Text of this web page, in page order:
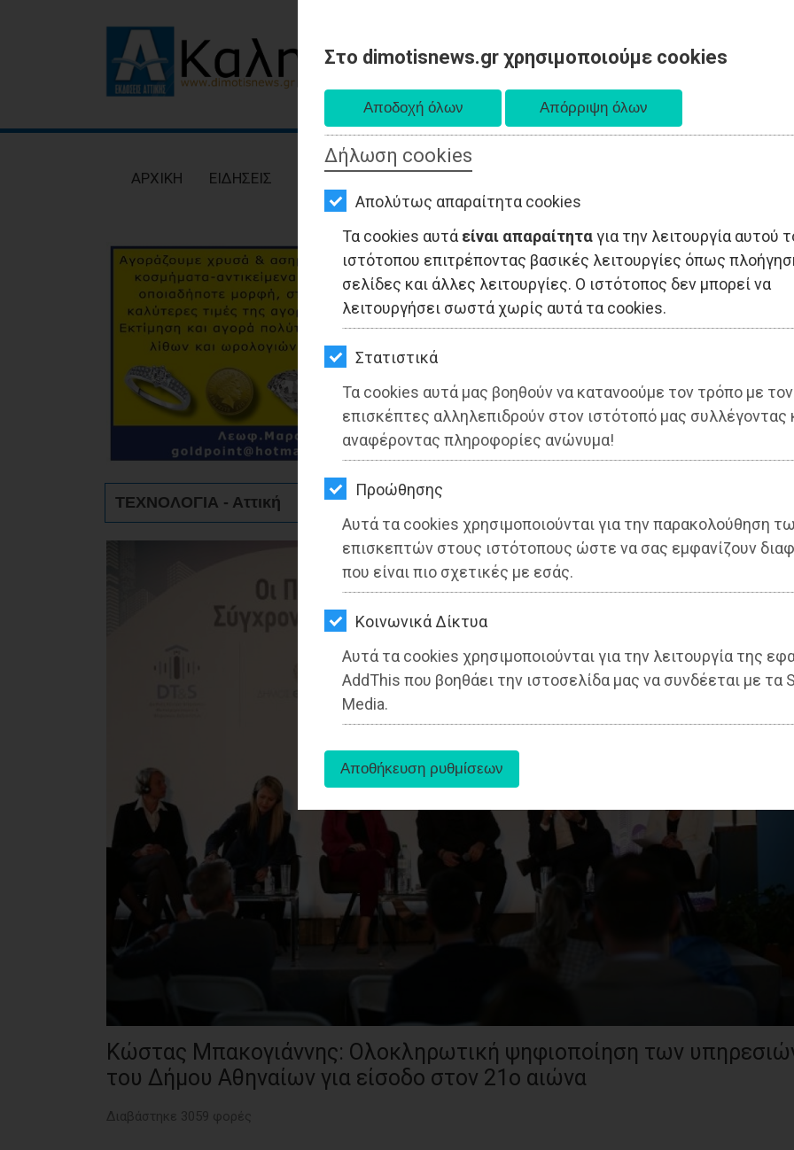
Στο dimotisnews.gr χρησιμοποιούμε cookies
Δήλωση cookies
Απολύτως απαραίτητα cookies
Τα cookies αυτά είναι απαραίτηταγια την λειτουργία αυτού
ιστότοπου επιτρέποντας βασικές λειτουργίες όπως
σελίδες και άλλες λειτουργίες. Ο ιστότοπος δεν μπορεί να
λειτουργήσει σωστά χωρίς αυτά τα cookies.
Στατιστικά
Τα cookies αυτά μας βοηθούν να κατανοούμε τον τρόπο με τον
επισκέπτες αλληλεπιδρούν στον ιστότοπό μας συλλέγοντας
αναφέροντας πληροφορίες ανώνυμα!
Προώθησης
Αυτά τα cookies χρησιμοποιούνται για την παρακολούθηση
επισκεπτών στους ιστότοπους ώστε να σας εμφανίζουν
που είναι πιο σχετικές με εσάς.
Kοινωνικά Δίκτυα
Αυτά τα cookies χρησιμοποιούνται για την λειτουργία της
AddThis που βοηθάει την ιστοσελίδα μας να συνδέεται με τα
Media.
ΕΙΔΗΣΕΙΣ
ΟΙΚΟΝΟΜΙΑ
ΑΘΛΗΤΙΣΜΟΣ
ΠΟΛΙΤΙΣΜΟΣ
LIFESTYLE
AΡΧΙΚΗ ΕΙΔΗΣΕΙΣ
ΤΕΧΝΟΛΟΓΙΑ - Αττική
Κώστας Μπακογιάννης: Ολοκληρωτική ψηφιοποίηση των
του Δήμου Αθηναίων για είσοδο στον 21ο αιώνα
Διαβάστηκε 3059 φορές